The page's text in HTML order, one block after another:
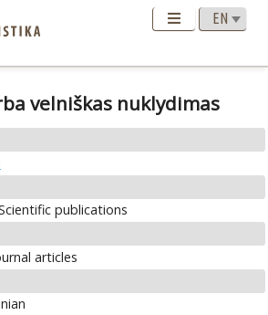
velniškas nuklydimas
publications
articles